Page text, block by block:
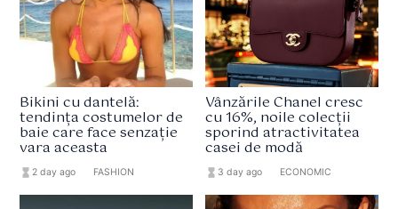
Bikini cu dantelă:
tendința costumelor de
baie care face senzație
vara aceasta
hourglass_full 2 day ago FASHION
Vânzările Chanel cresc
cu 16%, noile colecții
sporind atractivitatea
casei de modă
hourglass_full 3 day ago ECONOMIC